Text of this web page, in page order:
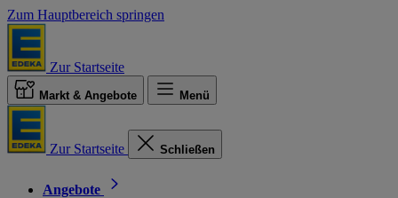
Zum Hauptbereich springen
Zur Startseite
Markt & Angebote Menü
Zur Startseite Schließen
Angebote